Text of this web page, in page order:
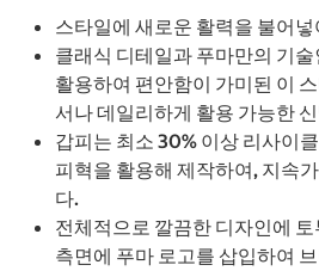
스타일에 새로운 활력을 불어
클래식 디테일과 푸마만의 기
활용하여 편안함이 가미된 이
서나 데일리하게 활용 가능한
갑피는 최소 30% 이상 리사이
피혁을 활용해 제작하여, 지속
다.
전체적으로 깔끔한 디자인에
측면에 푸마 로고를 삽입하여